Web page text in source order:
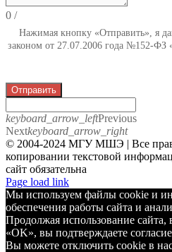
0 /
Нажимая кнопку «Отправить», я
законом от 27.07.2006 года №152-ФЗ
Отправить
keyboard_arrow_leftPrevious
Nextkeyboard_arrow_right
© 2004-2024 МГУ МШЭ | Все
копировании текстовой
сайт обязательна
Telegram
Page load link
Мы используем файлы cookie и
обеспечения работы сайта и
Продолжая использование
«OK», вы подтверждаете
Вы можете отключить cookie в